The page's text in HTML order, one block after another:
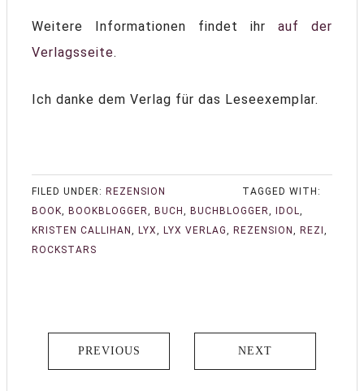
Weitere Informationen findet ihr auf der
Verlagsseite.
Ich danke dem Verlag für das Leseexemplar.
FILED UNDER: REZENSION
TAGGED WITH:
BOOK, BOOKBLOGGER, BUCH , BUCHBLOGGER, IDOL,
KRISTEN CALLIHAN , LYX, LYX VERLAG, REZENSION , REZI ,
ROCKSTARS
PREVIOUS NEXT